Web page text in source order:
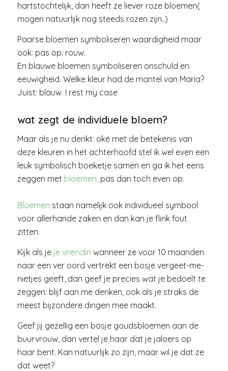
hartstochtelijk, dan heeft ze liever roze bloemen(
mogen natuurlijk nog steeds rozen zijn..)
Paarse bloemen symboliseren waardigheid maar
ook: pas op: rouw.
En blauwe bloemen symboliseren onschuld en
eeuwigheid. Welke kleur had de mantel van Maria?
Juist: blauw. I rest my case
wat zegt de individuele bloem?
Maar als je nu denkt: oké met de betekenis van
deze kleuren in het achterhoofd stel ik wel even een
leuk symbolisch boeketje samen en ga ik het eens
zeggen met bloemen,pas dan toch even op.
Bloemen staan namelijk ook individueel symbool
voor allerhande zaken en dan kan je flink fout
zitten.
Kijk als jeje vriendin wanneer ze voor 10 maanden
naar een ver oord vertrekt een bosje vergeet-me-
nietjes geeft, dan geef je precies wat je bedoelt te
zeggen: blijf aan me denken, ook als je straks de
meest bijzondere dingen mee maakt.
Geef jij gezellig een bosje goudsbloemen aan de
buurvrouw, dan vertel je haar dat je jaloers op
haar bent. Kan natuurlijk zo zijn, maar wil je dat ze
dat weet?